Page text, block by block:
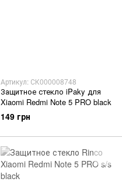
Артикул: СК000008748
Защитное стекло iPaky для
Xiaomi Redmi Note 5 PRO black
149 грн